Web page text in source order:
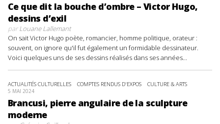
Ce que dit la bouche d’ombre – Victor Hugo,
dessins d’exil
parLouane Lallemant
On sait Victor Hugo poète, romancier, homme politique, orateur :
souvent, on ignore qu'il fut également un formidable dessinateur.
Voici quelques uns de ses dessins réalisés dans ses années...
ACTUALITÉS CULTURELLES COMPTES RENDUS D'EXPOS CULTURE & ARTS
5 MAI 2024
Brancusi, pierre angulaire de la sculpture
moderne